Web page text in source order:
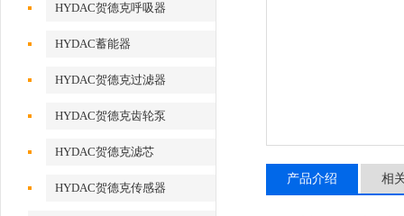
HYDAC贺德克呼吸器
HYDAC蓄能器
HYDAC贺德克过滤器
HYDAC贺德克齿轮泵
HYDAC贺德克滤芯
HYDAC贺德克传感器
产品介绍 相